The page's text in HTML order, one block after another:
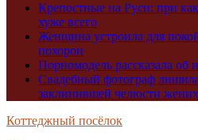
Крепостные на Руси: при
хуже всего
Женщина устроила для
похорон
Порномодель рассказала об
Свадебный фотограф
заклинившей челюсти
Коттеджный посёлок